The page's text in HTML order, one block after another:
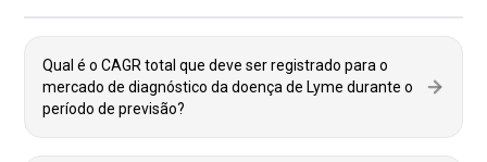
Qual é o CAGR total que deve ser registrado para o
mercado de diagnóstico da doença de Lyme durante o
período de previsão?